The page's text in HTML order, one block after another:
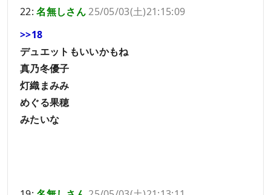
22:名無しさん25/05/03(土)21:15:09
>>18
デュエットもいいかもね
真乃冬優子
灯織まみみ
めぐる果穂
みたいな